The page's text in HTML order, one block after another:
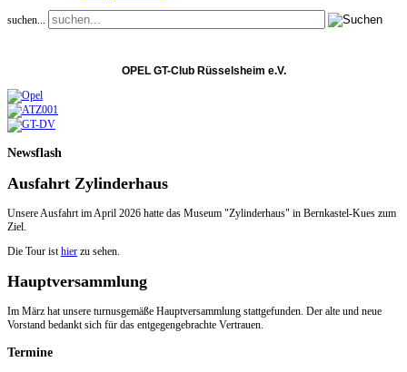
suchen...
OPEL GT-Club Rüsselsheim e.V.
Newsflash
Ausfahrt Zylinderhaus
Unsere Ausfahrt im April 2026 hatte das Museum "Zylinderhaus" in Bernkastel-Kues zum
Ziel.
Die Tour isthier zu sehen.
Hauptversammlung
Im März hat unsere turnusgemäße Hauptversammlung stattgefunden. Der alte und neue
Vorstand bedankt sich für das entgegengebrachte Vertrauen.
Termine